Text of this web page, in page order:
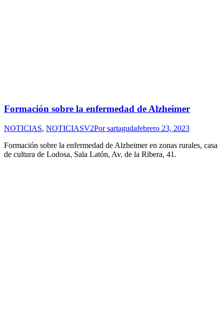
Formación sobre la enfermedad de Alzheimer
NOTICIAS, NOTICIASV2Porsartagudafebrero 23, 2023
Formación sobre la enfermedad de Alzheimer en zonas rurales, casa
de cultura de Lodosa, Sala Latón, Av. de la Ribera, 41.